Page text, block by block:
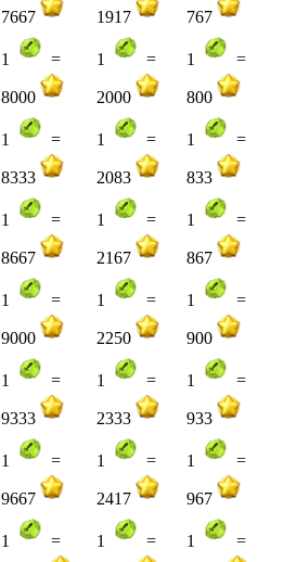
7667 1917 767
1 =
8000
1 =
2000
1 =
800
1 =
8333
1 =
2083
1 =
833
1 =
8667
1 =
2167
1 =
867
1 =
9000
1 =
2250
1 =
900
1 =
9333
1 =
2333
1 =
933
1 =
9667
1 =
2417
1 =
967
1 = 1 = 1 =